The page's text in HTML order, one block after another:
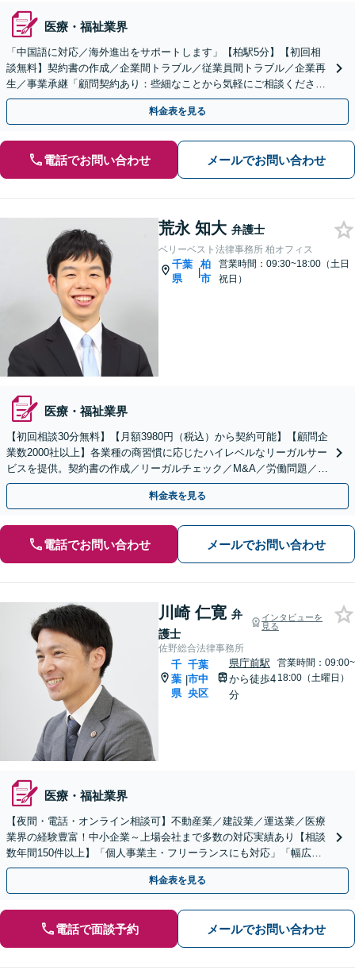
医療・福祉業界
「中国語に対応／海外進出をサポートします」【柏駅5分】【初回相
談無料】契約書の作成／企業間トラブル／従業員間トラブル／企業再
生／事業承継「顧問契約あり：些細なことから気軽にご相談くださ
い」【休日・夜間面談可】【完全個室対応・秘密厳守】
料金表を見る
電話でお問い合わせ メールでお問い合わせ
荒永 知大 弁護士
ベリーベスト法律事務所 柏オフィス
千葉
県
|
柏
市
営業時間：09:30~18:00（土日
祝日）
医療・福祉業界
【初回相談30分無料】【月額3980円（税込）から契約可能】【顧問企
業数2000社以上】各業種の商習慣に応じたハイレベルなリーガルサー
ビスを提供。契約書の作成／リーガルチェック／M&A／労働問題／知
的財産等、お任せください【他士業連携可能】
料金表を見る
電話でお問い合わせ メールでお問い合わせ
川崎 仁寛 弁
護士
インタビューを
見る
佐野総合法律事務所
千
葉
県
|
千葉
市中
央区
県庁前駅
から徒歩4
分
営業時間：09:00~
18:00（土曜日）
医療・福祉業界
【夜間・電話・オンライン相談可】不動産業／建設業／運送業／医療
業界の経験豊富！中小企業～上場会社まで多数の対応実績あり【相談
数年間150件以上】「個人事業主・フリーランスにも対応」「幅広い
顧問プランをご用意／従業員・ご家族様の無料相談あり」
料金表を見る
電話で面談予約 メールでお問い合わせ